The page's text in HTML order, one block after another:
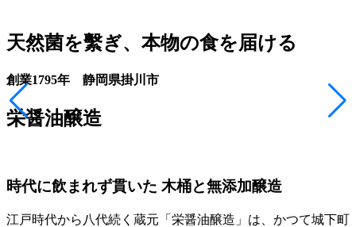
天然菌を繫ぎ、本物の食を届ける
創業1795年 静岡県掛川市
栄醤油醸造
時代に飲まれず貫いた 木桶と無添加醸造
江戸時代から八代続く蔵元「栄醤油醸造」は、かつて城下町